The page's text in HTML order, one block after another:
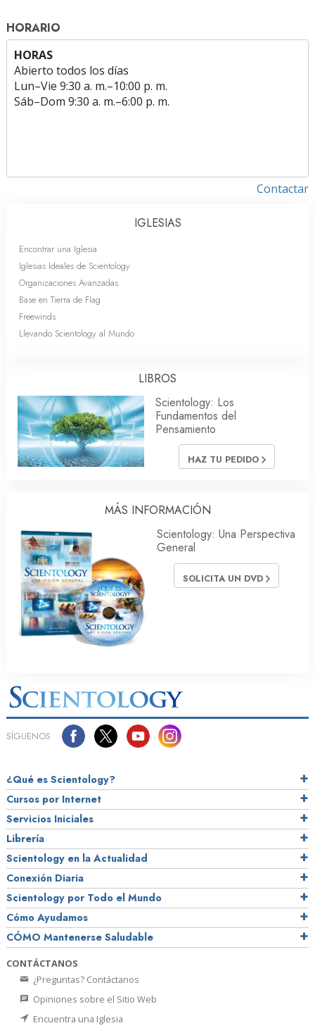
HORARIO
HORAS
Abierto todos los días
Lun–Vie 9:30 a. m.–10:00 p. m.
Sáb–Dom 9:30 a. m.–6:00 p. m.
Contactar
IGLESIAS
Encontrar una Iglesia
Iglesias Ideales de Scientology
Organizaciones Avanzadas
Base en Tierra de Flag
Freewinds
Llevando Scientology al Mundo
LIBROS
Scientology: Los
Fundamentos del
Pensamiento
HAZ TU PEDIDO
MÁS INFORMACIÓN
Scientology: Una Perspectiva
General
SOLICITA UN DVD
SÍGUENOS
¿Qué es Scientology?
Cursos por Internet
Servicios Iniciales
Librería
Scientology en la Actualidad
Conexión Diaria
Scientology por Todo el Mundo
Cómo Ayudamos
CÓMO Mantenerse Saludable
CONTÁCTANOS
¿Preguntas? Contáctanos
Opiniones sobre el Sitio Web
Encuentra una Iglesia